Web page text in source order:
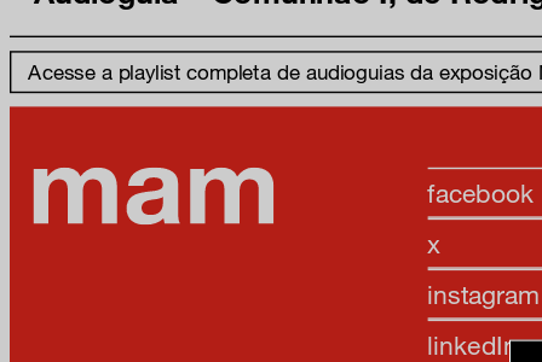
Acesse a playlist completa de audioguias da
facebook
x
instagram
linkedIn